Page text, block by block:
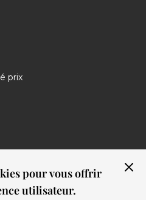
pour vous offrir
utilisateur.
prix